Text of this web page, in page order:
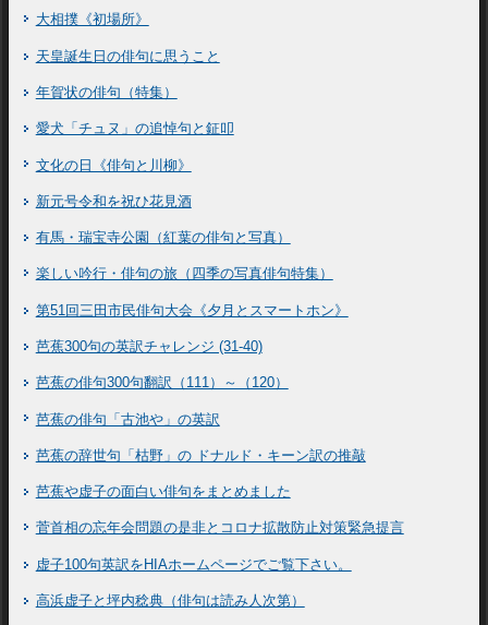
大相撲《初場所》
天皇誕生日の俳句に思うこと
年賀状の俳句（特集）
愛犬「チュヌ」の追悼句と鉦叩
文化の日《俳句と川柳》
新元号令和を祝ひ花見酒
有馬・瑞宝寺公園（紅葉の俳句と写真）
楽しい吟行・俳句の旅（四季の写真俳句特集）
第51回三田市民俳句大会《夕月とスマートホン》
芭蕉300句の英訳チャレンジ (31-40)
芭蕉の俳句300句翻訳（111）～（120）
芭蕉の俳句「古池や」の英訳
芭蕉の辞世句「枯野」の ドナルド・キーン訳の推敲
芭蕉や虚子の面白い俳句をまとめました
菅首相の忘年会問題の是非とコロナ拡散防止対策緊急提言
虚子100句英訳をHIAホームページでご覧下さい。
高浜虚子と坪内稔典（俳句は読み人次第）